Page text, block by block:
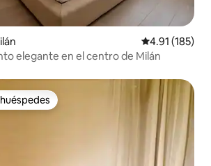
Calificación
4.91 (185)
elegante en el centro de Milán
preferido